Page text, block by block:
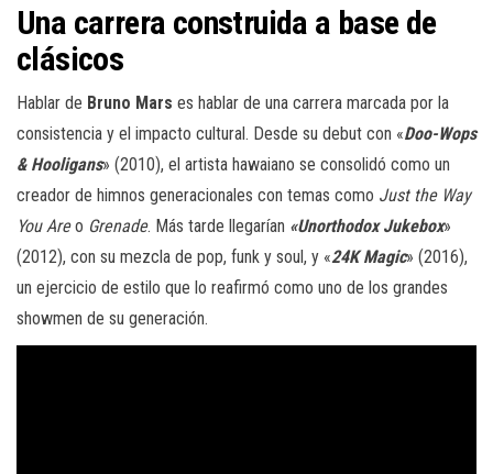
Una carrera construida a base de
clásicos
Hablar de Bruno Mars es hablar de una carrera marcada por la
consistencia y el impacto cultural. Desde su debut con «Doo-Wops
& Hooligans» (2010), el artista hawaiano se consolidó como un
creador de himnos generacionales con temas como Just the Way
You Areo Grenade. Más tarde llegarían «Unorthodox Jukebox»
(2012), con su mezcla de pop, funk y soul, y «24K Magic» (2016),
un ejercicio de estilo que lo reafirmó como uno de los grandes
showmen de su generación.